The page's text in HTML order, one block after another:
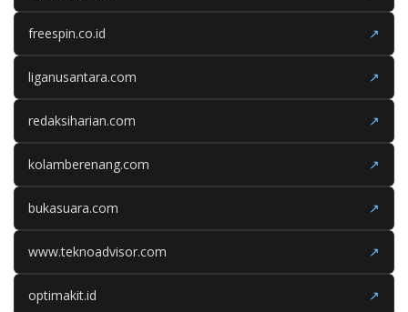
freespin.co.id ↗
liganusantara.com ↗
redaksiharian.com ↗
kolamberenang.com ↗
bukasuara.com ↗
www.teknoadvisor.com ↗
optimakit.id ↗